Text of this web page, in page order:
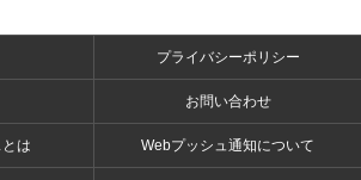
プライバシーポリシー
お問い合わせ
は Webプッシュ通知について